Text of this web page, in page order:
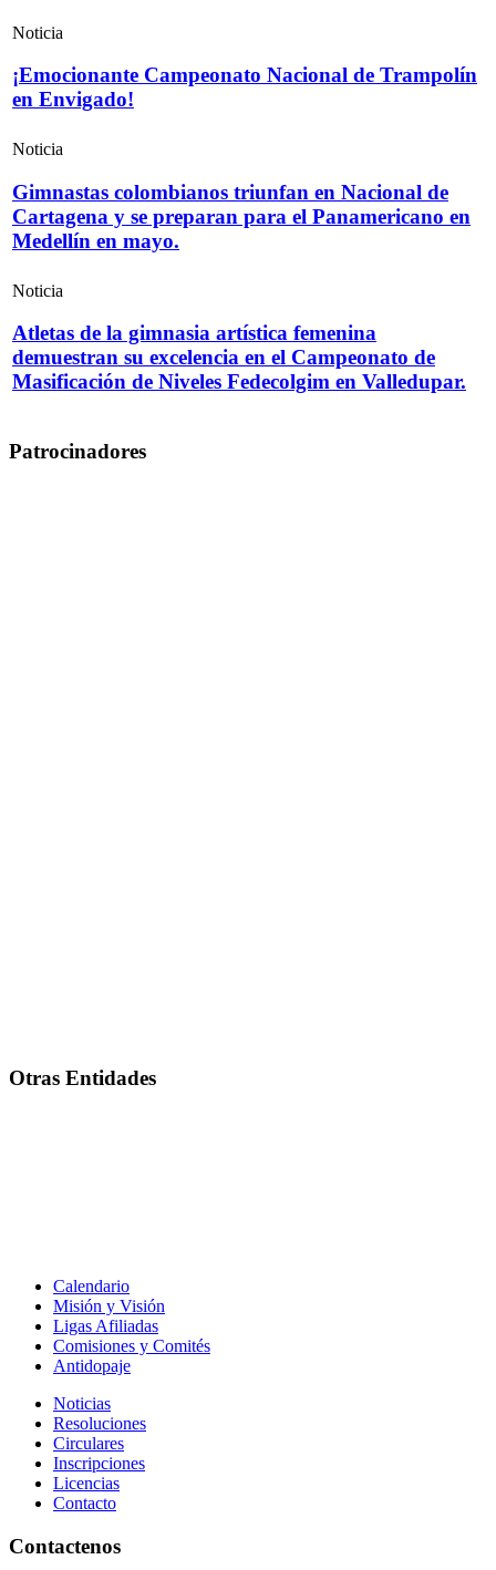
Noticia
¡Emocionante Campeonato Nacional de Trampolín
en Envigado!
Noticia
Gimnastas colombianos triunfan en Nacional de
Cartagena y se preparan para el Panamericano en
Medellín en mayo.
Noticia
Atletas de la gimnasia artística femenina
demuestran su excelencia en el Campeonato de
Masificación de Niveles Fedecolgim en Valledupar.
Patrocinadores
Otras Entidades
Calendario
Misión y Visión
Ligas Afiliadas
Comisiones y Comités
Antidopaje
Noticias
Resoluciones
Circulares
Inscripciones
Licencias
Contacto
Contactenos